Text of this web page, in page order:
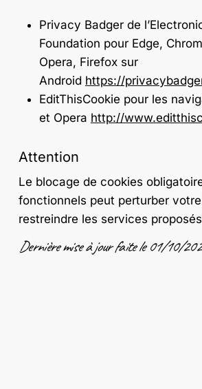
Privacy Badger de
Foundation pour Edge,
Opera, Firefox sur
Android https://
EditThisCookie pour les
et Opera http://
Attention
Le blocage de cookies
fonctionnels peut perturber
restreindre les services
Dernière mise à jour faite le 01/10/